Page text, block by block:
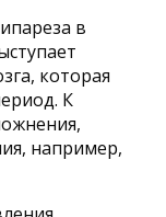
в
которая
К
например,